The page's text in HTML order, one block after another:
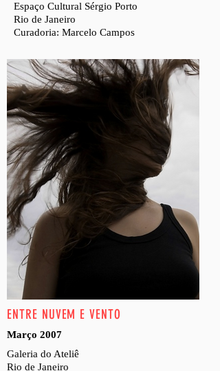
Espaço Cultural Sérgio Porto
Rio de Janeiro
Curadoria: Marcelo Campos
ENTRE NUVEM E VENTO
Março 2007
Galeria do Ateliê
Rio de Janeiro